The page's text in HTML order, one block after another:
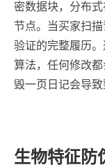
密数据块，分布
节点。当买家扫
验证的完整履历
算法，任何修改
毁一页日记会导致
生物特征防